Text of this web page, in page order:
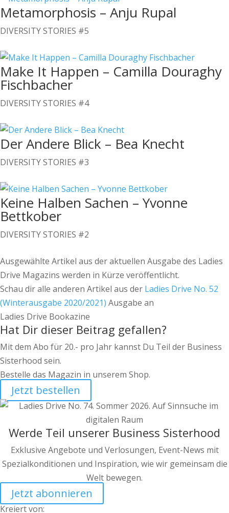
Metamorphosis – Anju Rupal
DIVERSITY STORIES #5
Make It Happen – Camilla Douraghy
Fischbacher
DIVERSITY STORIES #4
Der Andere Blick – Bea Knecht
DIVERSITY STORIES #3
Keine Halben Sachen – Yvonne
Bettkober
DIVERSITY STORIES #2
Ausgewählte Artikel aus der aktuellen Ausgabe des Ladies
Drive Magazins werden in Kürze veröffentlicht.
Schau dir alle anderen Artikel aus der Ladies Drive No. 52
(Winterausgabe 2020/2021) Ausgabe an
Ladies Drive Bookazine
Hat Dir dieser Beitrag gefallen?
Mit dem Abo für 20.- pro Jahr kannst Du Teil der Business
Sisterhood sein.
Bestelle das Magazin in unserem Shop.
Jetzt bestellen
Werde Teil unserer Business Sisterhood
Exklusive Angebote und Verlosungen, Event-News mit
Spezialkonditionen und Inspiration, wie wir gemeinsam die
Welt bewegen.
Jetzt abonnieren
Kreiert von: